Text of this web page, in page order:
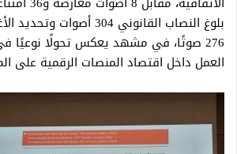
بلوغ النصاب القانوني 304
276 صوتًا، في مشهد يعكس تحولًا نوعيًا
العمل داخل اقتصاد المنصات الرقمية على